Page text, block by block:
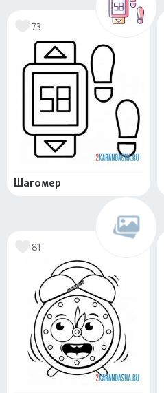
73
Шагомер
81